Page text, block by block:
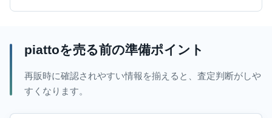
piattoを売る前の準備ポイント
再販時に確認されやすい情報を揃えると、査定判断がしや
すくなります。